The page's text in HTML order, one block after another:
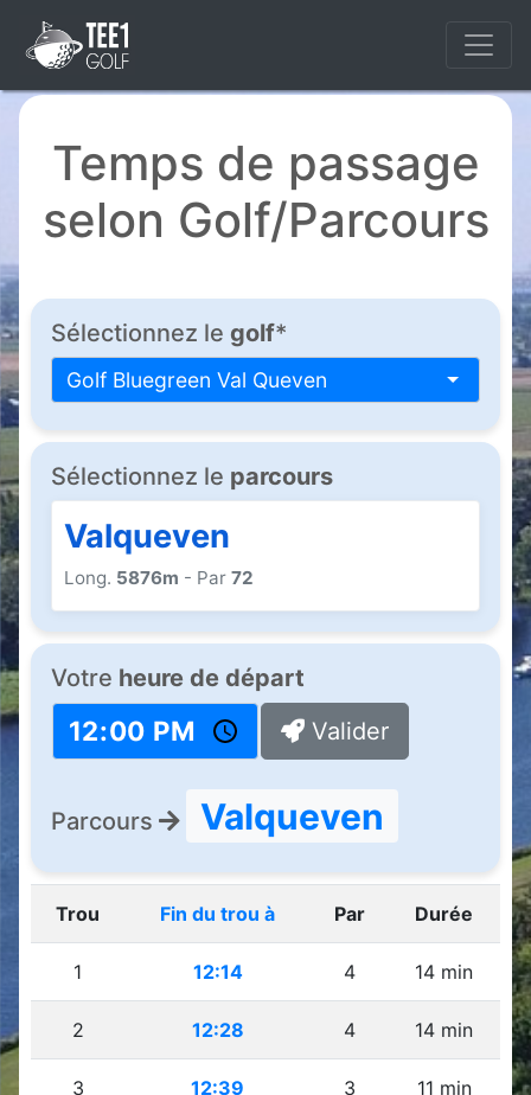
Temps de passage
selon Golf/Parcours
Sélectionnez le golf*
Golf Bluegreen Val Queven
Sélectionnez le parcours
Valqueven
Long. 5876m - Par 72
Votre heure de départ
Valider
Parcours Valqueven
Trou Fin du trou à Par Durée
1 12:14 4 14 min
2 12:28 4 14 min
3 12:39 3 11 min